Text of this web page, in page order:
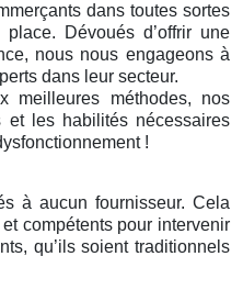
dans toutes sortes
Dévoués d’offrir une
nous nous engageons à
dans leur secteur.
meilleures méthodes, nos
et les habilités nécessaires
!
à aucun fournisseur. Cela
compétents pour intervenir
qu’ils soient traditionnels